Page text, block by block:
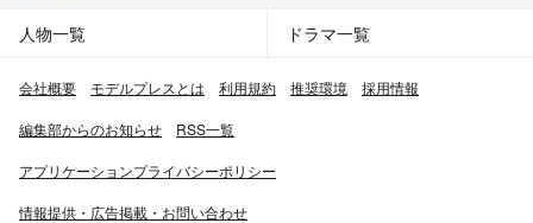
人物一覧 ドラマ一覧
会社概要 モデルプレスとは 利用規約 推奨環境 採用情報
編集部からのお知らせ RSS一覧
アプリケーションプライバシーポリシー
情報提供・広告掲載・お問い合わせ